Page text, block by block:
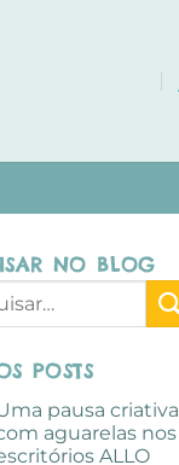
NO BLOG
POSTS
pausa criativa
aguarelas nos
ALLO